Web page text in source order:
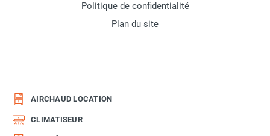
Politique de confidentialité
Plan du site
AIRCHAUD LOCATION
CLIMATISEUR